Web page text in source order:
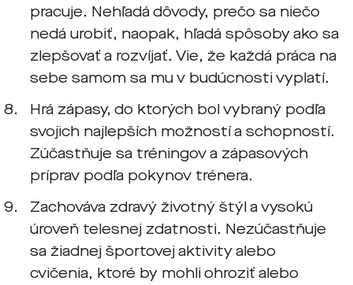
pracuje. Nehľadá dôvody, prečo sa niečo
nedá urobiť, naopak, hľadá spôsoby ako sa
zlepšovať a rozvíjať. Vie, že každá práca na
sebe samom sa mu v budúcnosti vyplatí.
Hrá zápasy, do ktorých bol vybraný podľa
svojich najlepších možností a schopností.
Zúčastňuje sa tréningov a zápasových
príprav podľa pokynov trénera.
Zachováva zdravý životný štýl a vysokú
úroveň telesnej zdatnosti. Nezúčastňuje
sa žiadnej športovej aktivity alebo
cvičenia, ktoré by mohli ohroziť alebo